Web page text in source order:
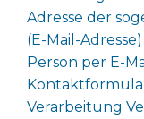
Adresse der
(E-Mail-
Person per E-
Verarbeitung